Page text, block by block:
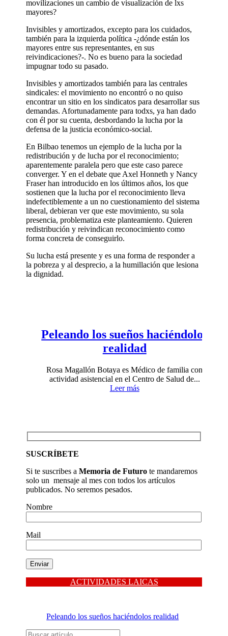
movilizaciones un cambio de visualización de lxs
mayores?
Invisibles y amortizados, excepto para los cuidados,
también para la izquierda política -¿dónde están los
mayores entre sus representantes, en sus
reivindicaciones?-. No es bueno para la sociedad
impugnar todo su pasado.
Invisibles y amortizados también para las centrales
sindicales: el movimiento no encontró o no quiso
encontrar un sitio en los sindicatos para desarrollar sus
demandas. Afortunadamente para todxs, ya han dado
con él por su cuenta, desbordando la lucha por la
defensa de la justicia económico-social.
En Bilbao tenemos un ejemplo de la lucha por la
redistribución y de lucha por el reconocimiento;
aparentemente paralela pero que este caso parece
converger. Y en el debate que Axel Honneth y Nancy
Fraser han introducido en los últimos años, los que
sostienen que la lucha por el reconocimiento lleva
indefectiblemente a un no cuestionamiento del sistema
liberal, debieran ver que este movimiento, su sola
presencia, problematiza este planteamiento. Quieren
redistribución y reivindican reconocimiento como
forma concreta de conseguirlo.
Su lucha está presente y es una forma de responder a
la pobreza y al desprecio, a la humillación que lesiona
la dignidad.
Peleando los sueños haciéndolos
realidad
Rosa Magallón Botaya es Médico de familia con
actividad asistencial en el Centro de Salud de...
Leer más
SUSCRÍBETE
Si te suscribes aMemoria de Futuro te mandaremos
solo un mensaje al mes con todos los artículos
publicados. No seremos pesados.
Nombre
Mail
ACTIVIDADES LAICAS
Peleando los sueños haciéndolos realidad
Buscar